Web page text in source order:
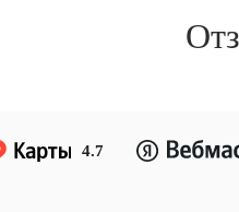
4.7